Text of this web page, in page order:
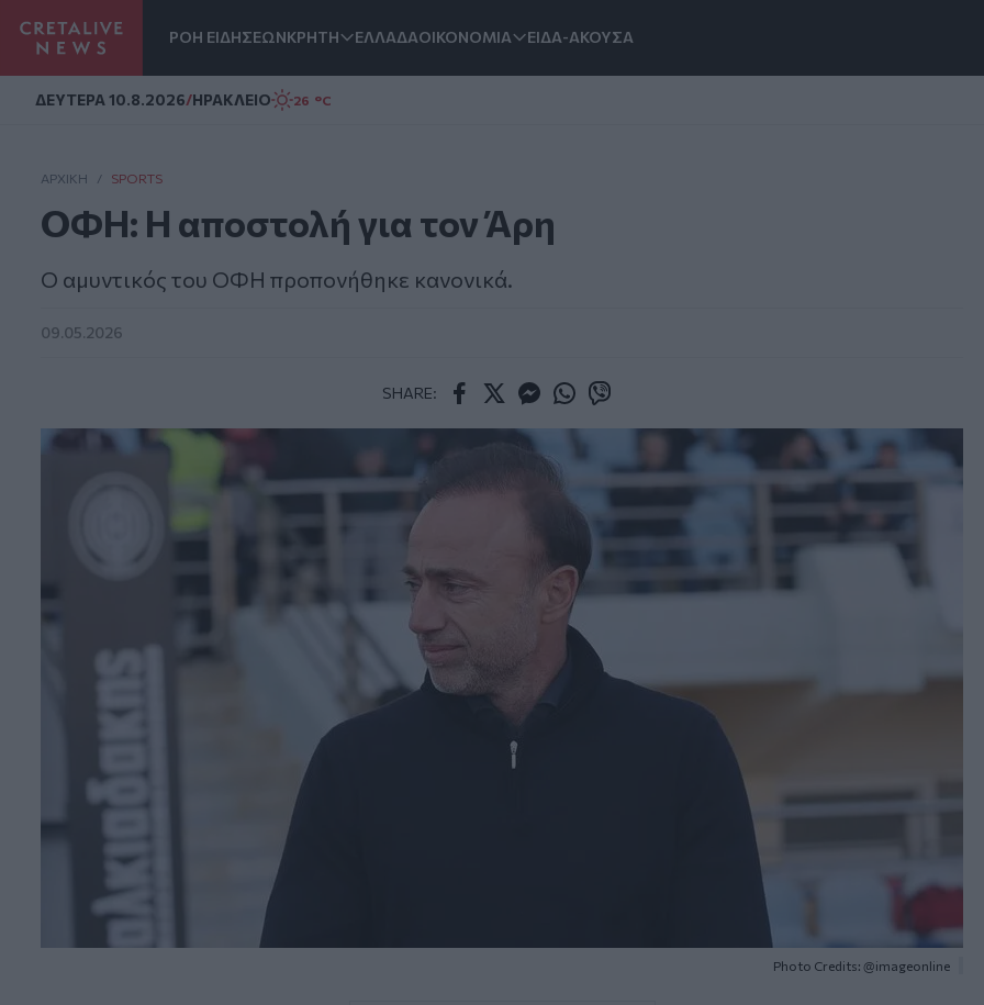
ΡΟΗ ΕΙΔΗΣΕΩΝΚΡΗΤΗ ΕΛΛΑΔΑΟΙΚΟΝΟΜΙΑ ΕΙΔΑ-ΑΚΟΥΣΑ
ΔΕΥΤΕΡΑ 10.8.2026/ΗΡΑΚΛΕΙΟ 26 °C
ΑΡΧΙΚΗ / SPORTS
ΟΦΗ: Η αποστολή για τον Άρη
Ο αμυντικός του ΟΦΗ προπονήθηκε κανονικά.
09.05.2026
SHARE:
Photo Credits: @imageonline